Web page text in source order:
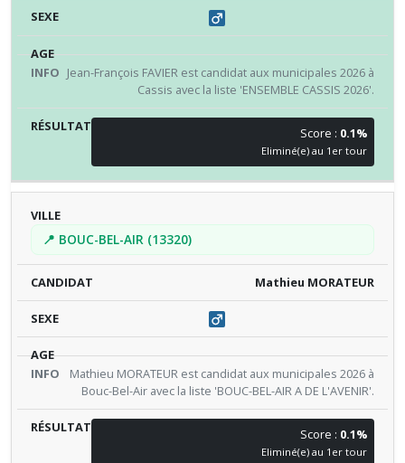
Jean-François FAVIER est candidat aux municipales 2026 à
Cassis avec la liste 'ENSEMBLE CASSIS 2026'.
Score : 0.1%
Eliminé(e) au 1er tour
📍 BOUC-BEL-AIR (13320)
Mathieu MORATEUR
Mathieu MORATEUR est candidat aux municipales 2026 à
Bouc-Bel-Air avec la liste 'BOUC-BEL-AIR A DE L'AVENIR'.
Score : 0.1%
Eliminé(e) au 1er tour